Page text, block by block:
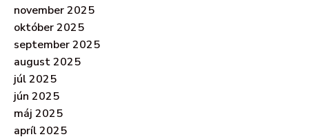
november 2025
október 2025
september 2025
august 2025
júl 2025
jún 2025
máj 2025
apríl 2025